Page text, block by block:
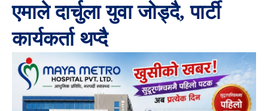
एमाले दार्चुला युवा जोड्दै, पार्टी
कार्यकर्ता थप्दै